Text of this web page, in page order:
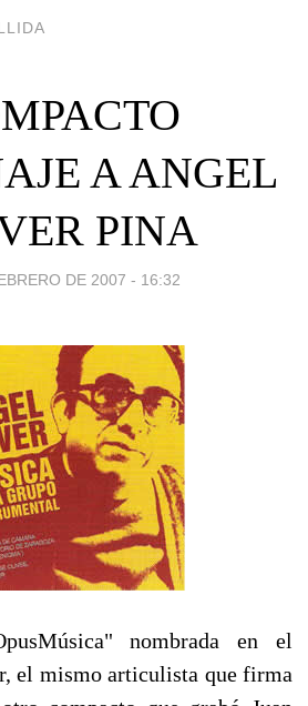
A ANGEL
PINA
DE 2007 - 16:32
nombrada en el
el mismo articulista que firma